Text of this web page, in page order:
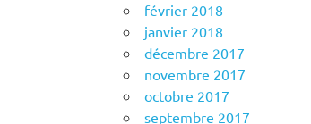
février 2018
janvier 2018
décembre 2017
novembre 2017
octobre 2017
septembre 2017